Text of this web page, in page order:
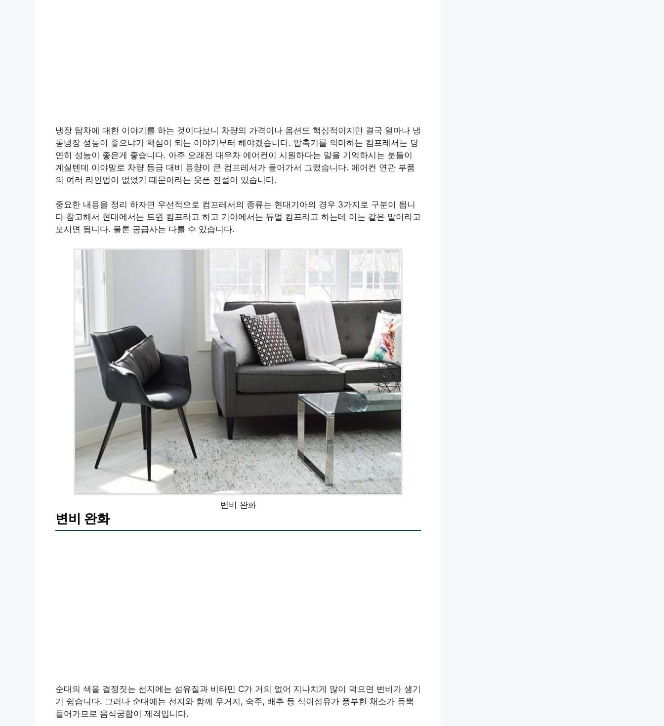
냉장 탑차에 대한 이야기를 하는 것이다보니 차량의 가격이나 옵션도 핵심적이지만 결국 얼마나 냉
동냉장 성능이 좋으냐가 핵심이 되는 이야기부터 해야겠습니다. 압축기를 의미하는 컴프레서는 당
연히 성능이 좋은게 좋습니다. 아주 오래전 대우차 에어컨이 시원하다는 말을 기억하시는 분들이
계실텐데 이야말로 차량 등급 대비 용량이 큰 컴프레서가 들어가서 그랬습니다. 에어컨 연관 부품
의 여러 라인업이 없었기 때문이라는 웃픈 전설이 있습니다.
중요한 내용을 정리 하자면 우선적으로 컴프레서의 종류는 현대기아의 경우 3가지로 구분이 됩니
다 참고해서 현대에서는 트윈 컴프라고 하고 기아에서는 듀얼 컴프라고 하는데 이는 같은 말이라고
보시면 됩니다. 물론 공급사는 다를 수 있습니다.
변비 완화
변비 완화
순대의 색을 결정짓는 선지에는 섬유질과 비타민 C가 거의 없어 지나치게 많이 먹으면 변비가 생기
기 쉽습니다. 그러나 순대에는 선지와 함께 우거지, 숙주, 배추 등 식이섬유가 풍부한 채소가 듬뿍
들어가므로 음식궁합이 제격입니다.